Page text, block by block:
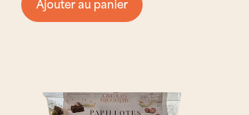
Ajouter au panier